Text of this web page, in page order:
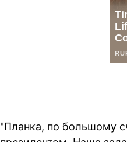
"Планка, по большому